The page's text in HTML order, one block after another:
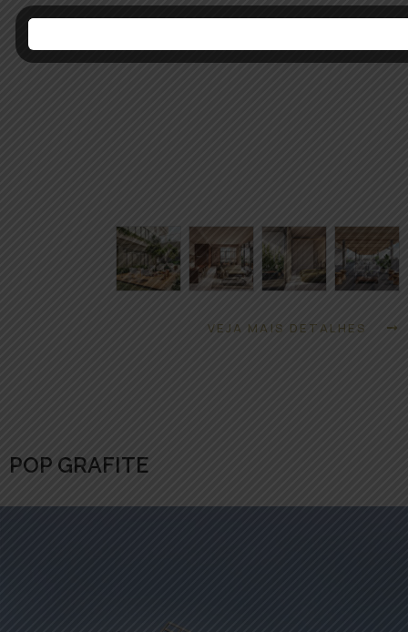
VEJA MAIS DETALHES
POP GRAFITE